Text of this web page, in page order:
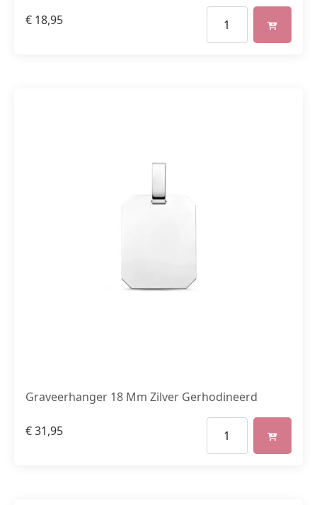
€ 18,95
Graveerhanger 18 Mm Zilver Gerhodineerd
€31,95